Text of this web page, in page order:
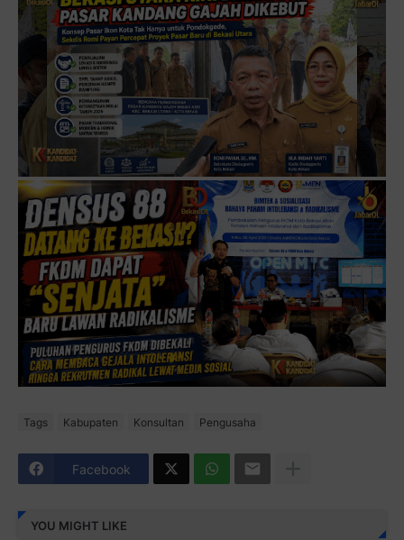
Tags Kabupaten Konsultan Pengusaha
Facebook
YOU MIGHT LIKE